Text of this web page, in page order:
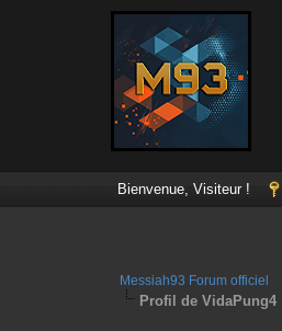
Bienvenue, Visiteur !
Messiah93 Forum officiel
Profil de VidaPung4